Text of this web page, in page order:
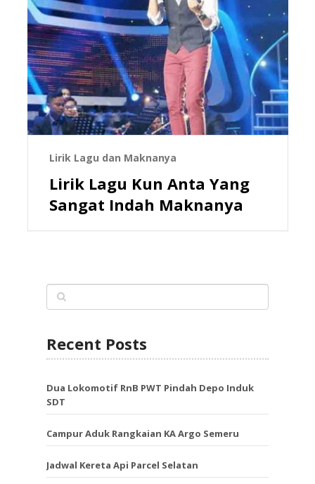
Lirik Lagu dan Maknanya
Lirik Lagu Kun Anta Yang
Sangat Indah Maknanya
Recent Posts
Dua Lokomotif RnB PWT Pindah Depo Induk
SDT
Campur Aduk Rangkaian KA Argo Semeru
Jadwal Kereta Api Parcel Selatan